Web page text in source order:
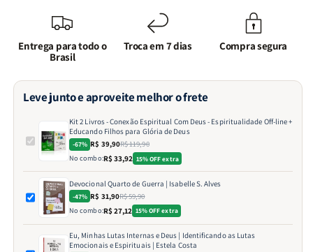
Entrega para todo o
Brasil
Troca em 7 dias Compra segura
Leve junto e aproveite melhor o frete
Kit 2 Livros - Conexão Espiritual Com Deus - Espiritualidade Off-line +
Educando Filhos para Glória de Deus
-67% R$ 39,90R$ 119,90
No combo:R$ 33,92 15% OFF extra
Devocional Quarto de Guerra | Isabelle S. Alves
-47% R$ 31,90R$ 59,90
No combo:R$ 27,12 15% OFF extra
Eu, Minhas Lutas Internas e Deus | Identificando as Lutas
Emocionais e Espirituais | Estela Costa